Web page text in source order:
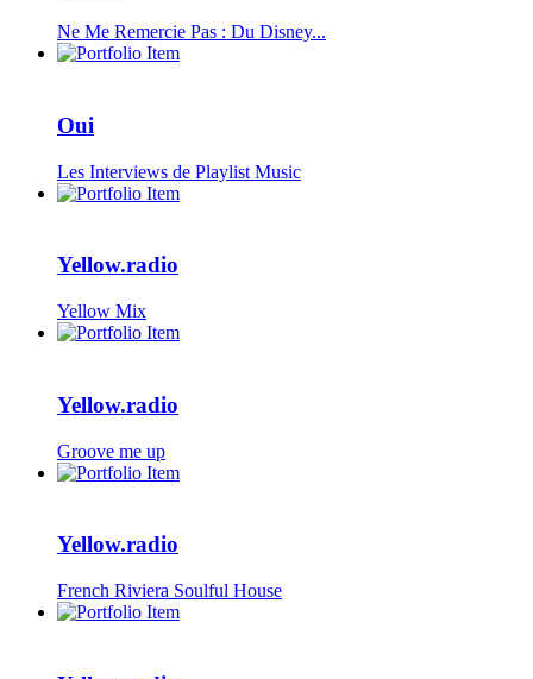
Ne Me Remercie Pas : Du Disney...
Oui
Les Interviews de Playlist Music
Yellow.radio
Yellow Mix
Yellow.radio
Groove me up
Yellow.radio
French Riviera Soulful House